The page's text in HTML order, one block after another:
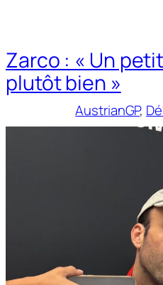
Zarco : « Un
plutôt bien »
AustrianGP,